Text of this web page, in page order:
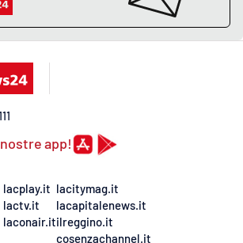
app!
lacplay.it
lactv.it
laconair.it
lacitymag.it
lacapitalenews.it
ilreggino.it
cosenzachannel.it